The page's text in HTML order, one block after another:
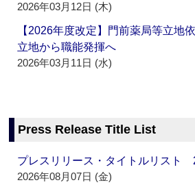
2026年03月12日 (木)
【2026年度改定】門前薬局等立地
立地から職能発揮へ
2026年03月11日 (水)
Press Release Title List
プレスリリース・タイトルリスト
2026年08月07日 (金)